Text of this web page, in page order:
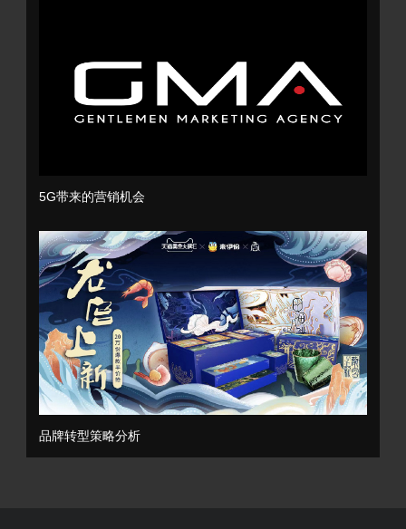
5G带来的营销机会
品牌转型策略分析